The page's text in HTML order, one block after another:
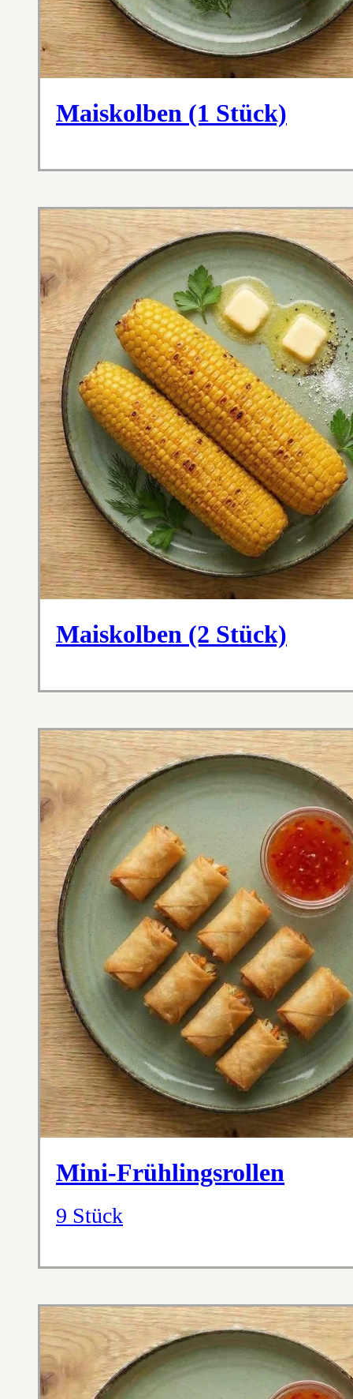
Maiskolben (1 Stück)
Maiskolben (2 Stück)
Mini-Frühlingsrollen
9 Stück